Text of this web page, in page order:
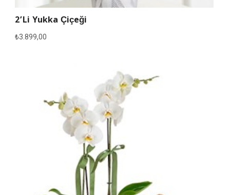
2’li Yukka Çiçeği
₺3.899,00